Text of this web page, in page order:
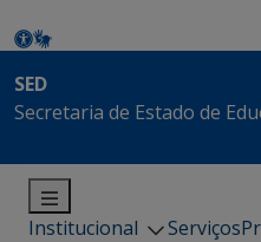
SED
Secretaria de Estado de
Institucional Serviços